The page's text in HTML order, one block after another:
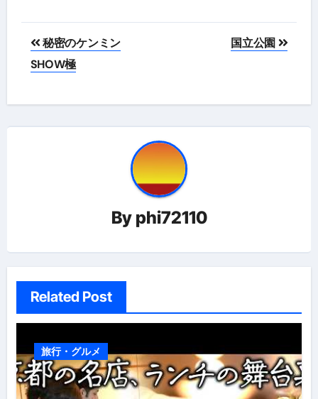
投
稿
ビ
秘密のケンミン
SHOW極
国立公園
By phi72110
Related Post
旅行・グルメ